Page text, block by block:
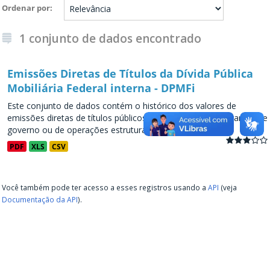
Ordenar por
1 conjunto de dados encontrado
Emissões Diretas de Títulos da Dívida Pública
Mobiliária Federal interna - DPMFi
Este conjunto de dados contém o histórico dos valores de
emissões diretas de títulos públicos, decorrentes de programas de
governo ou de operações estruturadas, a partir de...
PDF XLS CSV
Você também pode ter acesso a esses registros usando a API (veja
Documentação da API).